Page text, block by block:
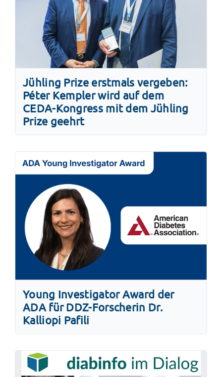
Jühling Prize erstmals vergeben:
Péter Kempler wird auf dem
CEDA-Kongress mit dem Jühling
Prize geehrt
Young Investigator Award der
ADA für DDZ-Forscherin Dr.
Kalliopi Pafili